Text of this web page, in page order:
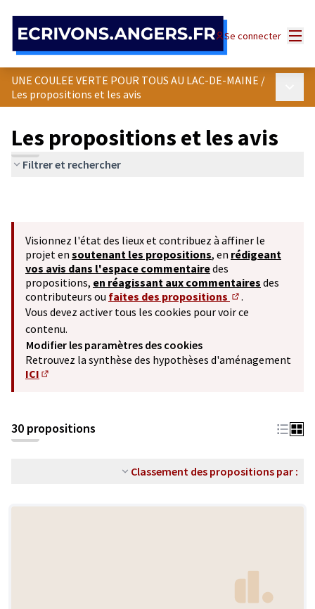
Se connecter
UNE COULEE VERTE POUR TOUS AU LAC-DE-MAINE /
Les propositions et les avis
Les propositions et les avis
Filtrer et rechercher
Visionnez l'état des lieux et contribuez à affiner le
projet en soutenant les propositions, en rédigeant
vos avis dans l'espace commentairedes
propositions, en réagissant aux commentaires des
contributeurs ou faites des propositions
(S'ouvre dans
.
Vous devez activer tous les cookies pour voir ce
contenu.
Modifier les paramètres des cookies
Retrouvez la synthèse des hypothèses d'aménagement
ICI
30 propositions
Classement des propositions par :